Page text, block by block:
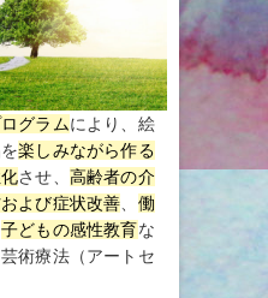
グラムにより、絵
楽しみながら作る
させ、 高齢者の介
よび症状改善、 働
子どもの感性教育な
術療法（アートセ